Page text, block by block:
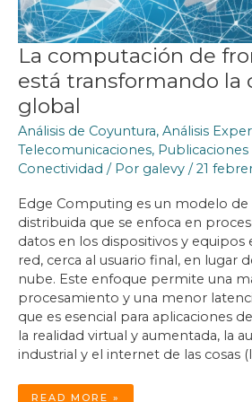
La computación de
está transformando la
global
Análisis de Coyuntura, Análisis
Telecomunicaciones,
Conectividad / Por galevy /21
Edge Computing es un modelo
distribuida que se enfoca en
datos en los dispositivos y equipos
red, cerca al usuario final, en lugar
nube. Este enfoque permite una
procesamiento y una menor
que es esencial para aplicaciones
la realidad virtual y aumentada, la
industrial y el internet de las cosas
LA
READ MORE »